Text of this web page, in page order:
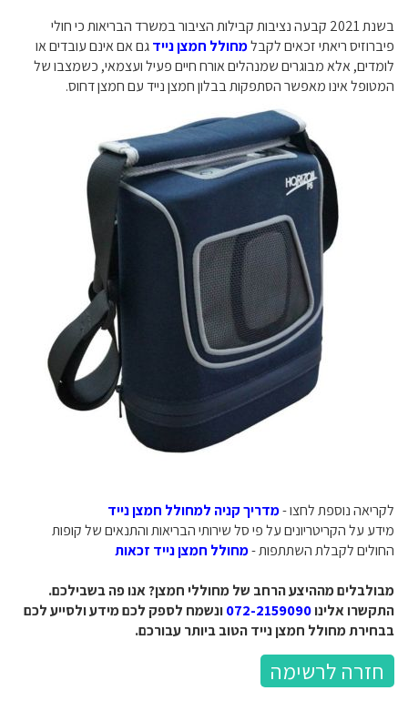
בשנת 2021 קבעה נציבות קבילות הציבור במשרד הבריאות כי חולי
פיברוזיס ריאתי זכאים לקבלמחולל חמצן ניידגם אם אינם עובדים או
לומדים, אלא מבוגרים שמנהלים אורח חיים פעיל ועצמאי, כשמצבו של
המטופל אינו מאפשר הסתפקות בבלון חמצן נייד עם חמצן דחוס.
לקריאה נוספת לחצו -מדריך קניה למחולל חמצן נייד
מידע על הקריטריונים על פי סל שירותי הבריאות והתנאים של קופות
החולים לקבלת השתתפות -מחולל חמצן נייד זכאות
מבולבלים מההיצע הרחב של מחוללי חמצן? אנו פה בשבילכם.
התקשרו אלינו072-2159090ונשמח לספק לכם מידע ולסייע לכם
בבחירת מחולל חמצן נייד הטוב ביותר עבורכם.
חזרה לרשימה